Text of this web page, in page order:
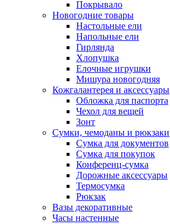
Покрывало
Новогодние товары
Настольные ели
Напольные ели
Гирлянда
Хлопушка
Елочные игрушки
Мишура новогодняя
Кожгалантерея и аксессуары
Обложка для паспорта
Чехол для вещей
Зонт
Сумки, чемоданы и рюкзаки
Сумка для документов
Сумка для покупок
Конференц-сумка
Дорожные аксессуары
Термосумка
Рюкзак
Вазы декоративные
Часы настенные